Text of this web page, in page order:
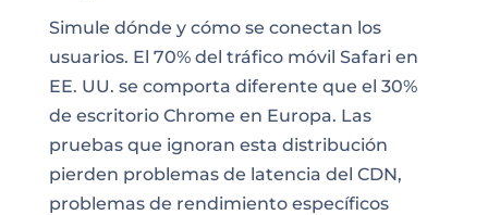
Simule dónde y cómo se conectan los
usuarios. El 70% del tráfico móvil Safari en
EE. UU. se comporta diferente que el 30%
de escritorio Chrome en Europa. Las
pruebas que ignoran esta distribución
pierden problemas de latencia del CDN,
problemas de rendimiento específicos